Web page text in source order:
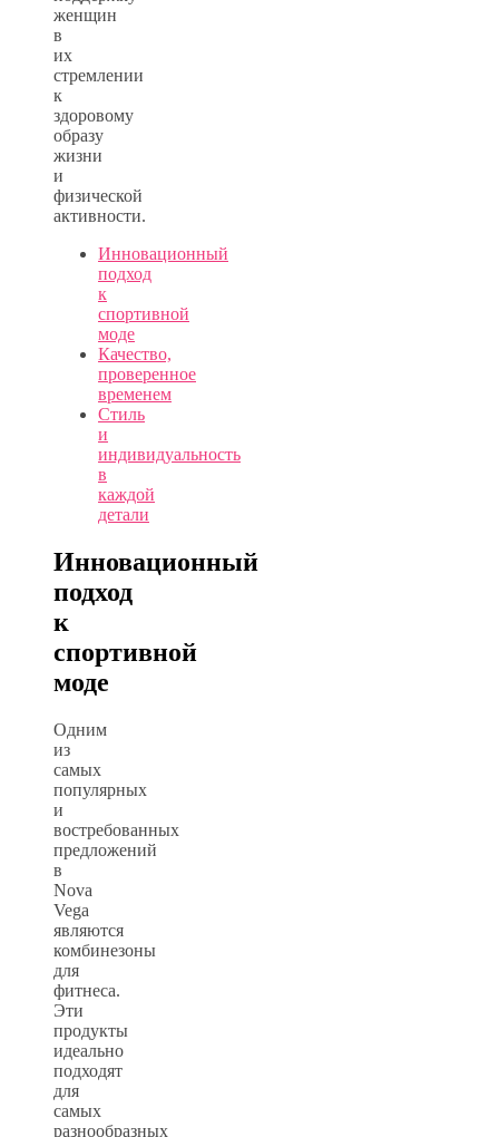
женщин
в
их
стремлении
к
здоровому
образу
жизни
и
физической
активности.
Инновационный
подход
к
спортивной
моде
Качество,
проверенное
временем
Стиль
и
индивидуальность
в
каждой
детали
Инновационный
подход
к
спортивной
моде
Одним
из
самых
популярных
и
востребованных
предложений
в
Nova
Vega
являются
комбинезоны
для
фитнеса.
Эти
продукты
идеально
подходят
для
самых
разнообразных